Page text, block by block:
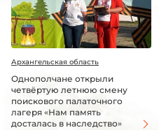
Архангельская область
Однополчане открыли
четвёртую летнюю смену
поискового палаточного
лагеря «Нам память
досталась в наследство»